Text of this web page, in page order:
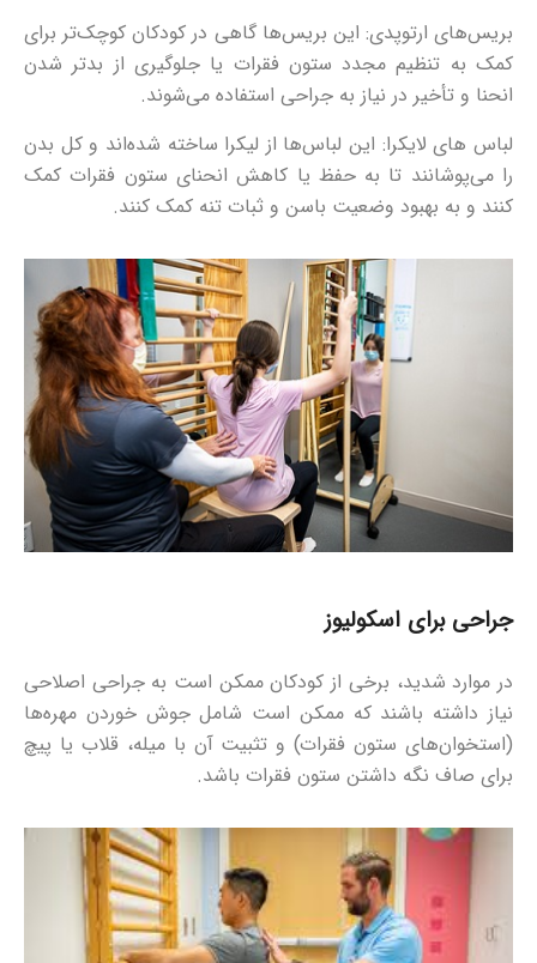
بریس‌های ارتوپدی: این بریس‌ها گاهی در کودکان کوچک‌تر برای
کمک به تنظیم مجدد ستون فقرات یا جلوگیری از بدتر شدن
انحنا و تأخیر در نیاز به جراحی استفاده می‌شوند.
لباس های لایکرا: این لباس‌ها از لیکرا ساخته شده‌اند و کل بدن
را می‌پوشانند تا به حفظ یا کاهش انحنای ستون فقرات کمک
کنند و به بهبود وضعیت باسن و ثبات تنه کمک کنند.
جراحی برای اسکولیوز
در موارد شدید، برخی از کودکان ممکن است به جراحی اصلاحی
نیاز داشته باشند که ممکن است شامل جوش خوردن مهره‌ها
(استخوان‌های ستون فقرات) و تثبیت آن با میله، قلاب یا پیچ
برای صاف نگه داشتن ستون فقرات باشد.